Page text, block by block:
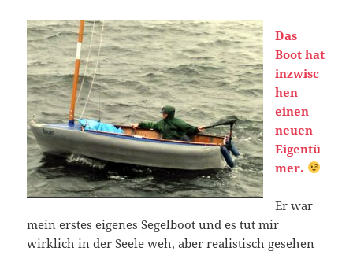
Das
Boot hat
inzwisc
hen
einen
neuen
Eigentü
mer.
Er war
mein erstes eigenes Segelboot und es tut mir
wirklich in der Seele weh, aber realistisch gesehen